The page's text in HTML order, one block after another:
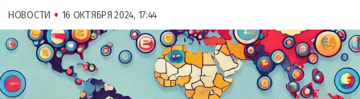
НОВОСТИ • 16 ОКТЯБРЯ 2024, 17:44